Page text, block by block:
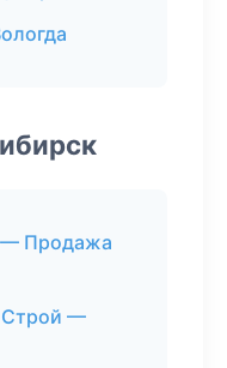
Продажа
Строй —